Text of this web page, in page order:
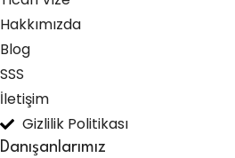
Hakkımızda
Blog
SSS
İletişim
Gizlilik Politikası
Danışanlarımız